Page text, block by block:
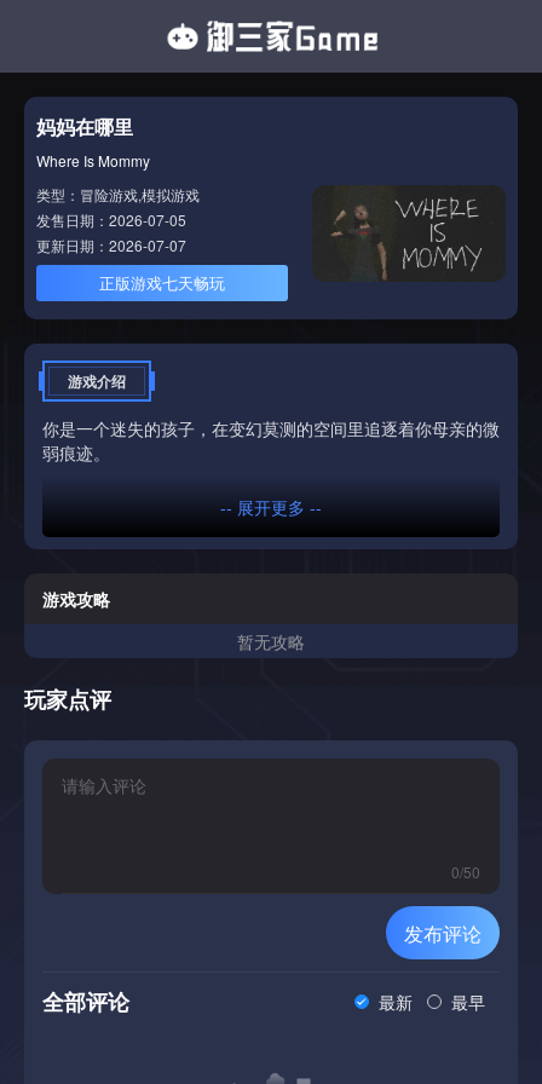
妈妈在哪里
Where Is Mommy
类型：冒险游戏,模拟游戏
发售日期：2026-07-05
更新日期：2026-07-07
正版游戏七天畅玩
游戏介绍
你是一个迷失的孩子，在变幻莫测的空间里追逐着你母亲的微
弱痕迹。
-- 展开更多 --
游戏攻略
暂无攻略
玩家点评
0/50
发布评论
全部评论 最新 最早